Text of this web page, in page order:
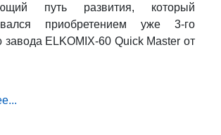
путь развития, который
приобретением уже 3-го
завода ELKOMIX-60 Quick Master от